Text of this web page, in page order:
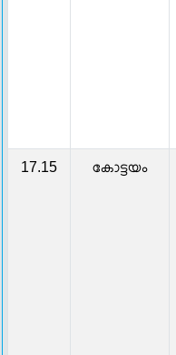
17.15 കോട്ടയം